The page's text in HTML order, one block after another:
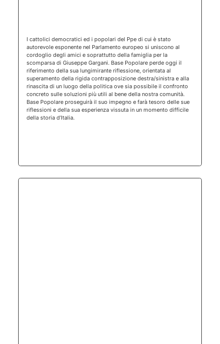
I cattolici democratici ed i popolari del Ppe di cui è stato
autorevole esponente nel Parlamento europeo si uniscono al
cordoglio degli amici e soprattutto della famiglia per la
scomparsa di Giuseppe Gargani. Base Popolare perde oggi il
riferimento della sua lungimirante riflessione, orientata al
superamento della rigida contrapposizione destra/sinistra e alla
rinascita di un luogo della politica ove sia possibile il confronto
concreto sulle soluzioni più utili al bene della nostra comunità.
Base Popolare proseguirà il suo impegno e farà tesoro delle sue
riflessioni e della sua esperienza vissuta in un momento difficile
della storia d’Italia.